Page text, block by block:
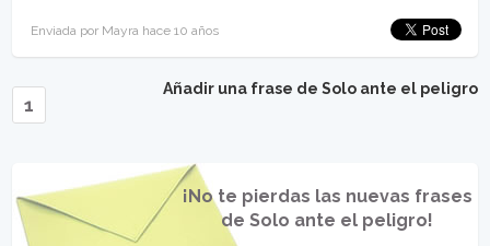
Enviada por Mayra hace 10 años
Añadir una frase de Solo ante el peligro
1
¡No te pierdas las nuevas frases
de Solo ante el peligro!